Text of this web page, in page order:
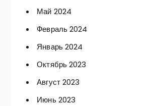
Май 2024
Февраль 2024
Январь 2024
Октябрь 2023
Август 2023
Июнь 2023